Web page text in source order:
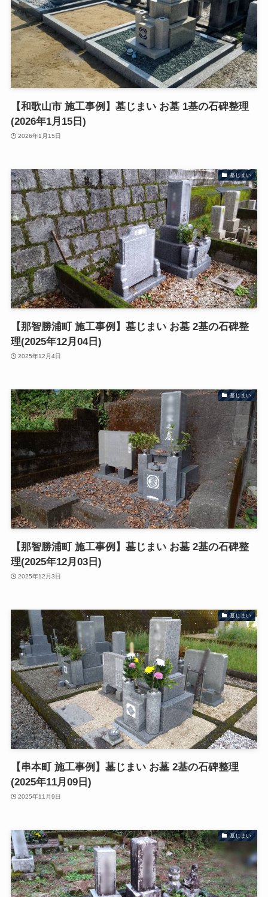
【和歌山市 施工事例】墓じまい お墓 1基の石碑整理
(2026年1月15日)
2026年1月15日
墓じまい
【那智勝浦町 施工事例】墓じまい お墓 2基の石碑整
理(2025年12月04日)
2025年12月4日
墓じまい
【那智勝浦町 施工事例】墓じまい お墓 2基の石碑整
理(2025年12月03日)
2025年12月3日
墓じまい
【串本町 施工事例】墓じまい お墓 2基の石碑整理
(2025年11月09日)
2025年11月9日
墓じまい